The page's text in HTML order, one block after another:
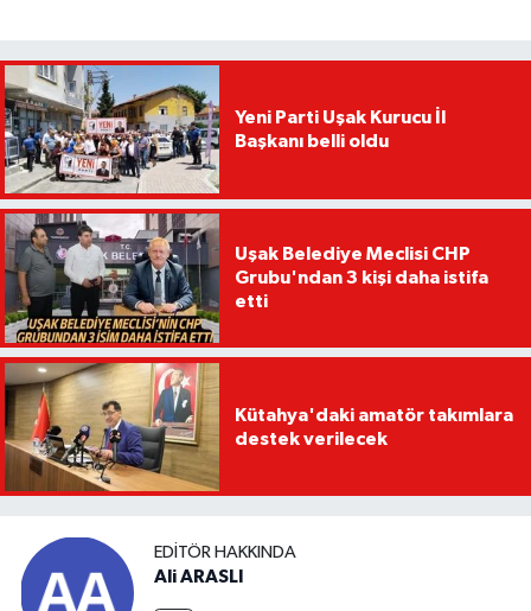
Yeni Parti Uşak Kurucu İl
Başkanı belli oldu
Uşak Belediye Meclisi CHP
Grubu'ndan 3 kişi daha istifa
etti
Kütahya'daki amatör takımlara
destek verilecek
EDITÖR HAKKINDA
Ali ARASLI